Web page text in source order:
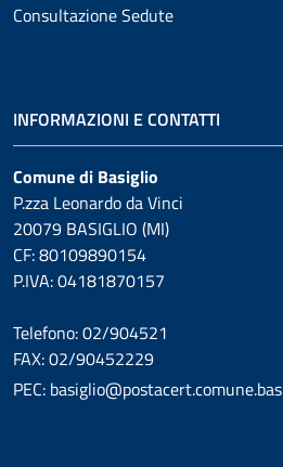
Consultazione Sedute
INFORMAZIONI E CONTATTI
Comune di Basiglio
P.zza Leonardo da Vinci
20079 BASIGLIO (MI)
CF: 80109890154
P.IVA: 04181870157
Telefono: 02/904521
FAX: 02/90452229
PEC: